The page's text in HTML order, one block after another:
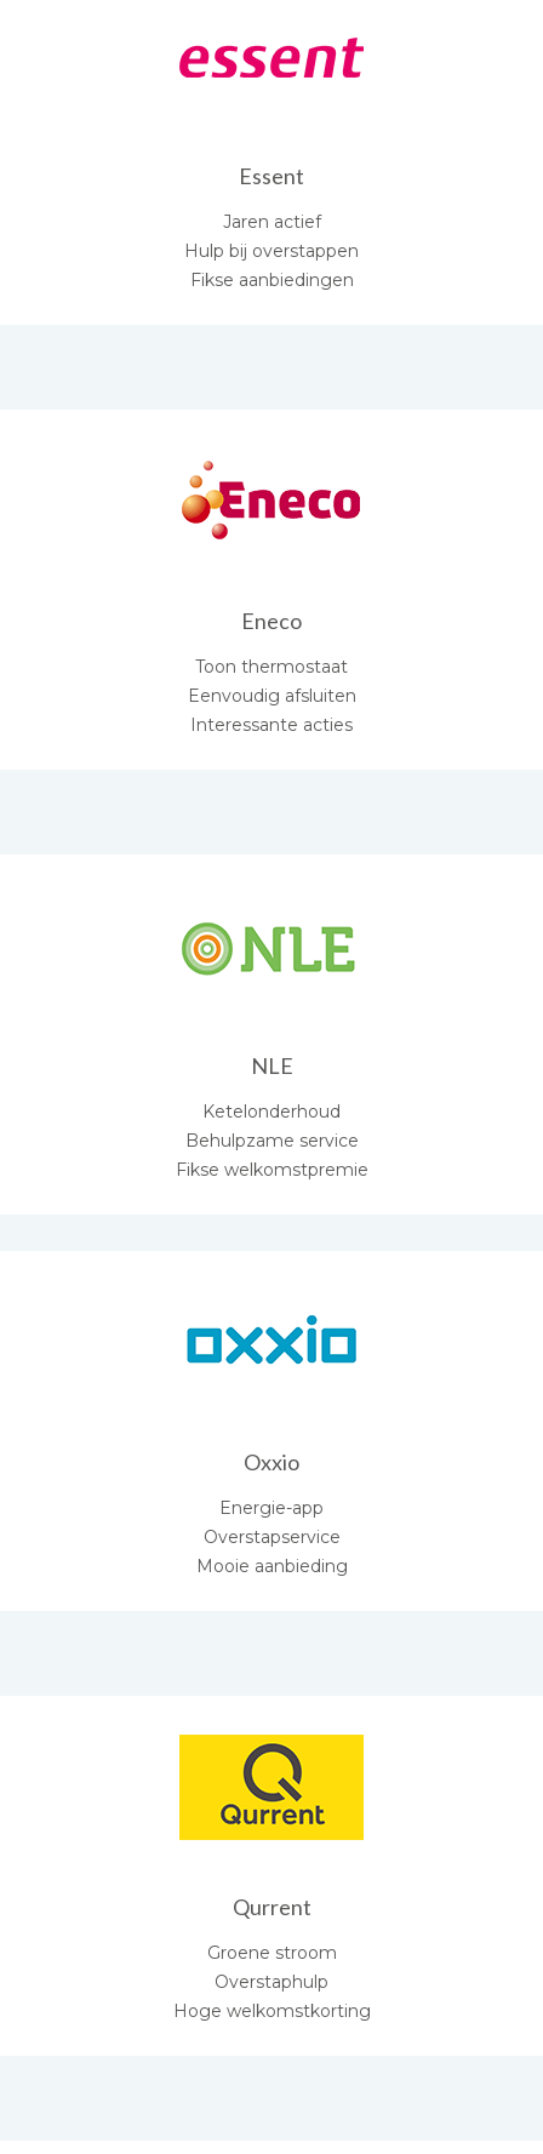
Essent
Jaren actief
Hulp bij overstappen
Fikse aanbiedingen
Eneco
Toon thermostaat
Eenvoudig afsluiten
Interessante acties
NLE
Ketelonderhoud
Behulpzame service
Fikse welkomstpremie
Oxxio
Energie-app
Overstapservice
Mooie aanbieding
Qurrent
Groene stroom
Overstaphulp
Hoge welkomstkorting